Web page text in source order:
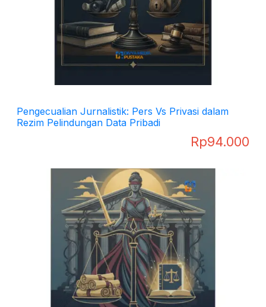
Pengecualian Jurnalistik: Pers Vs Privasi dalam
Rezim Pelindungan Data Pribadi
Rp94.000